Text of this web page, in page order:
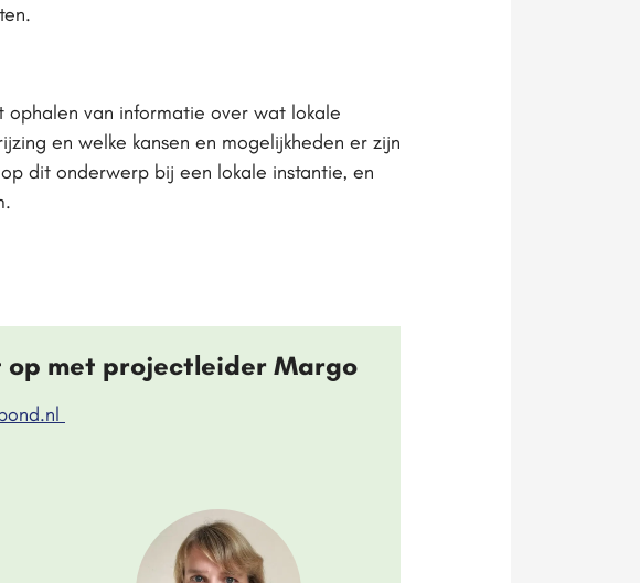
van informatie over wat lokale
en welke kansen en mogelijkheden er zijn
dit onderwerp bij een lokale instantie, en
op met projectleider Margo